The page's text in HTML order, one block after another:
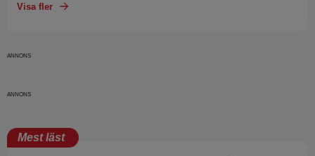
Visa fler
Mest läst